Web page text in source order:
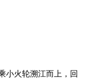
火轮溯江而上，回